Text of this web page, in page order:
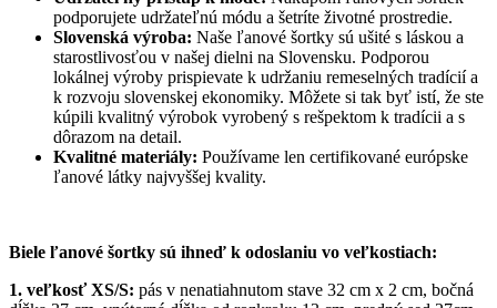
podporujete udržateľnú módu a šetríte životné prostredie.
Slovenská výroba: Naše ľanové šortky sú ušité s láskou a
starostlivosťou v našej dielni na Slovensku. Podporou
lokálnej výroby prispievate k udržaniu remeselných tradícií a
k rozvoju slovenskej ekonomiky. Môžete si tak byť istí, že ste
kúpili kvalitný výrobok vyrobený s rešpektom k tradícii a s
dôrazom na detail.
Kvalitné materiály: Používame len certifikované európske
ľanové látky najvyššej kvality.
Biele ľanové šortky sú ihneď k odoslaniu vo veľkostiach:
1. veľkosť XS/S: pás v nenatiahnutom stave 32 cm x 2 cm, bočná